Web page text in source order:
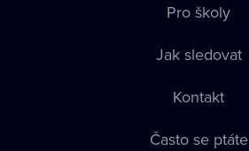
Pro školy
Jak sledovat
Kontakt
Často se ptáte